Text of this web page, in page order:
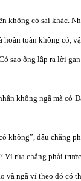
không có sai khác.
hoàn toàn không có,
sao ông lập ra lời
không ngã mà có
không”, đâu chẳng
Vì rùa chẳng phải
và ngã ví theo đó có